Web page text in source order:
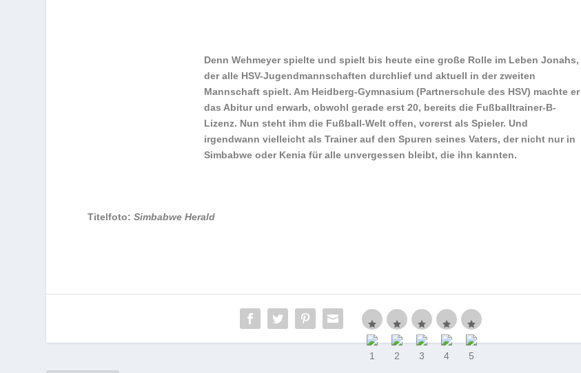
Denn Wehmeyer spielte und spielt bis heute eine große Rolle im Leben Jonahs,
der alle HSV-Jugendmannschaften durchlief und aktuell in der zweiten
Mannschaft spielt. Am Heidberg-Gymnasium (Partnerschule des HSV) machte er
das Abitur und erwarb, obwohl gerade erst 20, bereits die Fußballtrainer-B-
Lizenz. Nun steht ihm die Fußball-Welt offen, vorerst als Spieler. Und
irgendwann vielleicht als Trainer auf den Spuren seines Vaters, der nicht nur in
Simbabwe oder Kenia für alle unvergessen bleibt, die ihn kannten.
Titelfoto:Simbabwe Herald